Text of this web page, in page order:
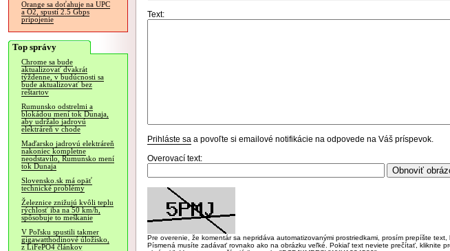
Orange sa doťahuje na UPC
a O2, spustí 2.5 Gbps
pripojenie
Top správy
Chrome sa bude
aktualizovať dvakrát
týždenne, v budúcnosti sa
bude aktualizovať bez
reštartov
Rumunsko odstrelmi a
blokádou mení tok Dunaja,
aby udržalo jadrovú
elektráreň v chode
Maďarsko jadrovú elektráreň
nakoniec kompletne
neodstavilo, Rumunsko mení
tok Dunaja
Slovensko.sk má opäť
technické problémy
Železnice znižujú kvôli teplu
rýchlosť iba na 50 km/h,
spôsobuje to meškanie
V Poľsku spustili takmer
gigawatthodinové úložisko,
z LiFePO4 článkov
Text:
Prihláste sa a povoľte si emailové notifikácie na odpovede na Váš príspevok.
Overovací text:
Pre overenie, že komentár sa nepridáva automatizovanými prostriedkami, prosím prepíšte text,
Písmená musíte zadávať rovnako ako na obrázku veľké. Pokiaľ text neviete prečítať, kliknite